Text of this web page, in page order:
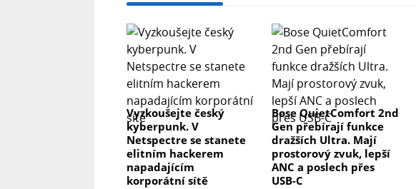
Vyzkoušejte český
kyberpunk. V
Netspectre se stanete
elitním hackerem
napadajícím
korporátní sítě
Bose QuietComfort 2nd
Gen přebírají funkce
dražších Ultra. Mají
prostorový zvuk, lepší
ANC a poslech přes
USB-C